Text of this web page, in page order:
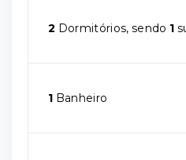
2 Dormitórios, sendo 1
1 Banheiro